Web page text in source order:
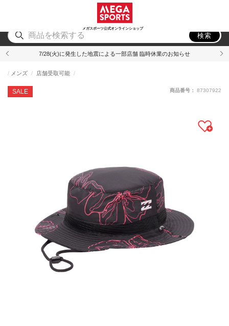
メガスポーツ公式オンラインショップ
アウトドア
検索
7/28(火)に発生した地震による一部店舗 臨時休業のお知らせ
SALE
メンズ 店舗受取可能
商品番号： 87307922